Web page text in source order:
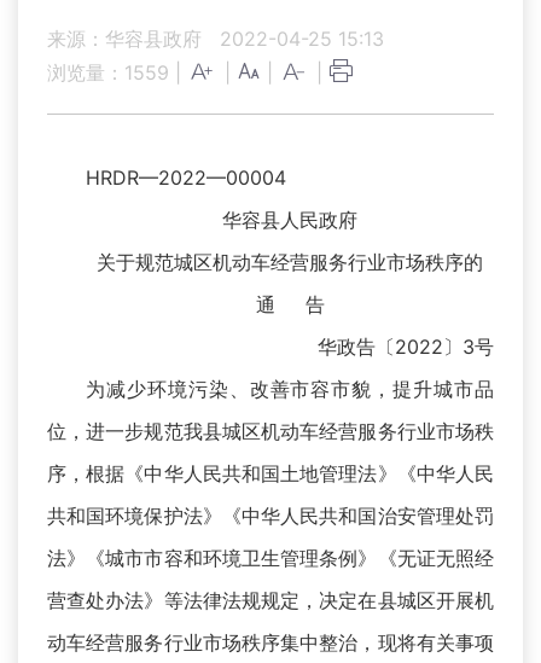
来源：华容县政府
2022-04-25 15:13
浏览量： 1559
HRDR—2022—00004
华容县人民政府
关于规范城区机动车经营服务行业市场秩序的
通 告
华政告〔2022〕3号
为减少环境污染、改善市容市貌，提升城市品
位，进一步规范我县城区机动车经营服务行业市场秩
序，根据《中华人民共和国土地管理法》《中华人民
共和国环境保护法》《中华人民共和国治安管理处罚
法》《城市市容和环境卫生管理条例》《无证无照经
营查处办法》等法律法规规定，决定在县城区开展机
动车经营服务行业市场秩序集中整治，现将有关事项